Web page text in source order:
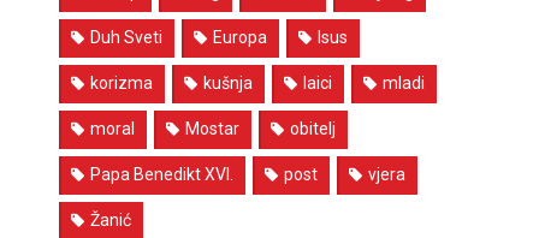
Duh Sveti Europa Isus
korizma kušnja laici mladi
moral Mostar obitelj
Papa Benedikt XVI. post vjera
Žanić